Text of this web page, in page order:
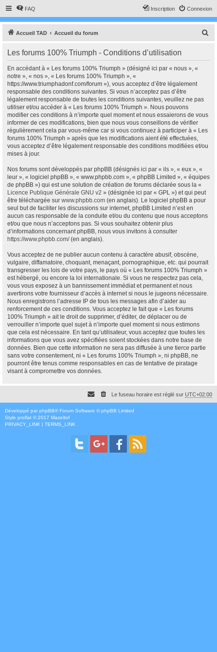
FAQ Connexion
Inscription
Accueil TAD Accueil du forum
Les forums 100% Triumph - Conditions d’utilisation
En accédant à « Les forums 100% Triumph » (désigné ici par « nous », «
notre », « nos », « Les forums 100% Triumph », «
https://www.triumphadonf.com/forum »), vous acceptez d’être légalement
responsable des conditions suivantes. Si vous n’acceptez pas d’être
légalement responsable de toutes les conditions suivantes, veuillez ne pas
utiliser et/ou accéder à « Les forums 100% Triumph ». Nous pouvons
modifier ces conditions à n’importe quel moment et nous essaierons de vous
informer de ces modifications, bien que nous vous conseillons de vérifier
régulièrement cela par vous-même car si vous continuez à participer à « Les
forums 100% Triumph » après que les modifications aient été effectuées,
vous acceptez d’être légalement responsable des conditions modifiées et/ou
mises à jour.
Nos forums sont développés par phpBB (désignés ici par « ils », « eux », «
leur », « logiciel phpBB », « www.phpbb.com », « phpBB Limited », « équipes
de phpBB ») qui est une solution de création de forums déclarée sous la «
Licence Publique Générale GNU v2 » (désignée ici par « GPL ») et qui peut
être téléchargée sur www.phpbb.com (en anglais). Le logiciel phpBB a pour
seul but de faciliter les discussions sur internet, phpBB Limited n’est en
aucun cas responsable de la conduite et/ou du contenu que nous acceptons
et/ou que nous n’acceptons pas. Si vous souhaitez obtenir plus
d’informations concernant phpBB, nous vous invitons à consulter
https://www.phpbb.com/(en anglais).
Vous acceptez de ne publier aucun contenu à caractère abusif, obscène,
vulgaire, diffamatoire, choquant, menaçant, pornographique, etc. qui pourrait
transgresser les lois de votre pays, le pays où « Les forums 100% Triumph »
est hébergé, ou encore la loi internationale. Si vous ne respectez pas cela,
vous vous exposez à un bannissement immédiat et permanent et nous
avertirons votre fournisseur d’accès à internet si nous le jugeons nécessaire.
Nous enregistrons l’adresse IP de tous les messages afin d’aider au
renforcement de ces conditions. Vous acceptez le fait que « Les forums
100% Triumph » ait le droit de supprimer, d’éditer, de déplacer ou de
verrouiller n’importe quel sujet à n’importe quel moment si nous estimons
que cela est nécessaire. En tant qu’utilisateur, vous acceptez que toutes les
informations que vous avez spécifiées soient stockées dans notre base de
données. Bien que cette information ne sera pas diffusée à une tierce partie
sans votre consentement, ni « Les forums 100% Triumph », ni phpBB, ne
pourront être tenus comme responsables en cas de tentative de piratage
visant à compromettre vos données.
Le fuseau horaire est réglé sur UTC+02:00
Développé par phpBB® Forum Software © phpBB Limited
Style proflat © 2017 Mazeltof
PRIVACY_LINK | TERMS_LINK